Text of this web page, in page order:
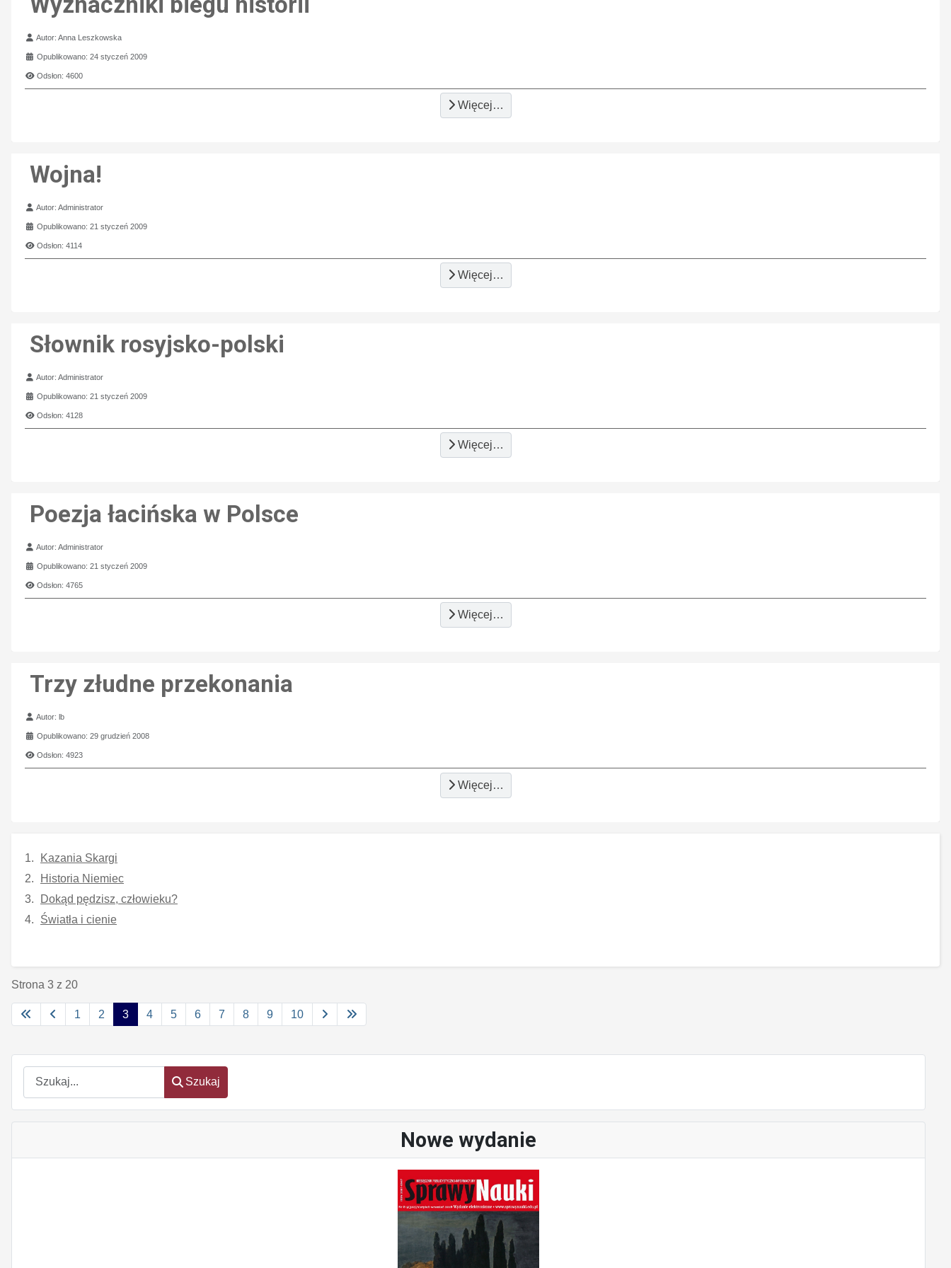
Szukaj
Szukaj
Nowe wydanie
Szczegóły
Autor:Anna Leszkowska
Opublikowano: 24 styczeń 2009
Odsłon: 4600
Więcej…
Wojna!
Szczegóły
Autor:Administrator
Opublikowano: 21 styczeń 2009
Odsłon: 4114
Więcej…
Słownik rosyjsko-polski
Szczegóły
Autor:Administrator
Opublikowano: 21 styczeń 2009
Odsłon: 4128
Więcej…
Poezja łacińska w Polsce
Szczegóły
Autor:Administrator
Opublikowano: 21 styczeń 2009
Odsłon: 4765
Więcej…
Trzy złudne przekonania
Szczegóły
Autor: lb
Opublikowano: 29 grudzień 2008
Odsłon: 4923
Więcej…
Kazania Skargi
Historia Niemiec
Dokąd pędzisz, człowieku?
Światła i cienie
Strona 3 z 20
1 2 3 4 5 6 7 8 9 10